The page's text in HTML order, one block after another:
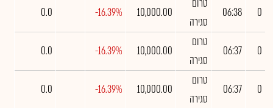
0
06:38
טרום
סגירה
10,000.00
-16.39%
0.0
0
06:37
טרום
סגירה
10,000.00
-16.39%
0.0
0
06:37
טרום
סגירה
10,000.00
-16.39%
0.0